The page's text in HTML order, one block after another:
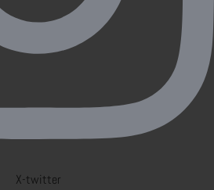
X-twitter